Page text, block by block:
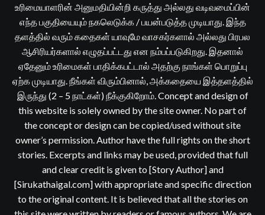
உரிமையாளரின் அனுமதியின்றி கருத்து அல்லது வடிவமைப்பின்
எந்த பகுதியையும் நகலெடுக்க / பயன்படுத்த முடியாது. இந்த
தளத்தில் வரும் கதைகள் யாவுமே வாசகர்களால் அல்லது பிரபல
ஆசிரியர்களால் எழுதப்பட்டது என நம்பப்படுகிறது. இதனால்
ஏதேனும் உரிமைகள் பாதிக்கபட்டால் அதற்கு நாங்கள் பொறுப்பு
ஏற்க முடியாது. நீங்கள் விரும்பினால், அக்கதையை இத்தளத்தில்
இருந்து (2 – 5 நாட்கள்) நீக்குகிறோம். Concept and design of
this website is solely owned by the site owner. No part of
the concept or design can be copied/used without site
owner’s permission. Author have the full rights on the short
stories. Excerpts and links may be used, provided that full
and clear credit is given to [Story Author] and
[Sirukathaigal.com] with appropriate and specific direction
to the original content. It is believed that all the stories on